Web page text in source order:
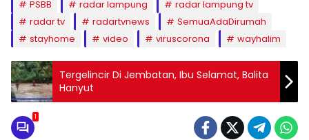
PSBB
radar lampung
radar lampung tv
radar tv
radartvnews
SemuaAdaDirumah
stayhome
video viruscorona wayhalim
Tergelincir Di Jembatan, Ibu Selamat, Balita
Hanyut
1